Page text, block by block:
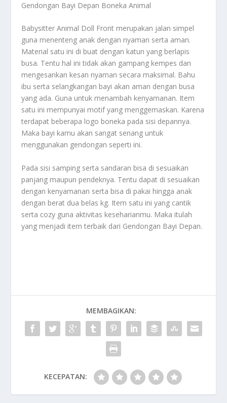
Gendongan Bayi Depan Boneka Animal
Babysitter Animal Doll Front merupakan jalan simpel
guna menenteng anak dengan nyaman serta aman.
Material satu ini di buat dengan katun yang berlapis
busa. Tentu hal ini tidak akan gampang kempes dan
mengesankan kesan nyaman secara maksimal. Bahu
ibu serta selangkangan bayi akan aman dengan busa
yang ada. Guna untuk menambah kenyamanan. Item
satu ini mempunyai motif yang menggemaskan. Karena
terdapat beberapa logo boneka pada sisi depannya.
Maka bayi kamu akan sangat senang untuk
menggunakan gendongan seperti ini.
Pada sisi samping serta sandaran bisa di sesuaikan
panjang maupun pendeknya. Tentu dapat di sesuaikan
dengan kenyamanan serta bisa di pakai hingga anak
dengan berat dua belas kg. Item satu ini yang cantik
serta cozy guna aktivitas keseharianmu. Maka itulah
yang menjadi item terbaik dari Gendongan Bayi Depan.
MEMBAGIKAN:
KECEPATAN: